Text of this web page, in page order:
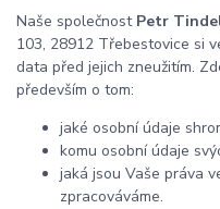
Naše společnost Petr
103, 28912 Třebestovice si
data před jejich zneužitím.
především o tom:
jaké osobní údaje
komu osobní údaje
jaká jsou Vaše práva
zpracováváme.